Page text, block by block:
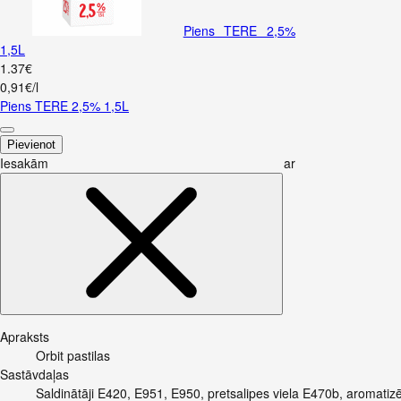
Piens TERE 2,5%
1,5L
1 .37€
0,91€/l
Piens TERE 2,5% 1,5L
Pievienot
Iesakām ar
Apraksts
Orbit pastilas
Sastāvdaļas
Saldinātāji E420, E951, E950, pretsalipes viela E470b,